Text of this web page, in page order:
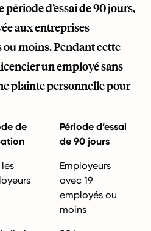
d’essai de 90 jours,
aux entreprises
moins. Pendant cette
un employé sans
plainte personnelle pour
de
Période d’essai
de 90 jours
les
Employeurs
avec 19
employés ou
moins